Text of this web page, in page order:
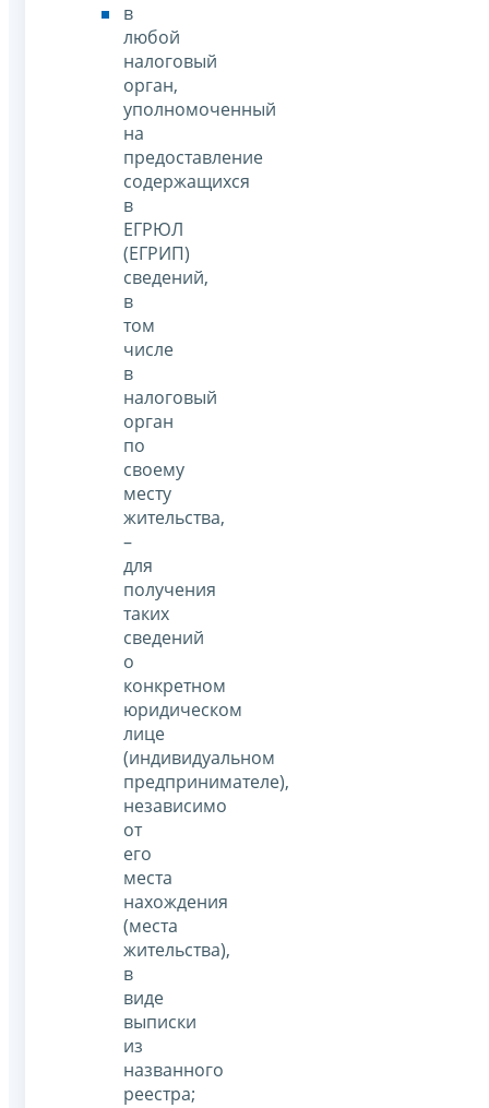
в
любой
налоговый
орган,
уполномоченный
на
предоставление
содержащихся
в
ЕГРЮЛ
(ЕГРИП)
сведений,
в
том
числе
в
налоговый
орган
по
своему
месту
жительства,
–
для
получения
таких
сведений
о
конкретном
юридическом
лице
(индивидуальном
предпринимателе),
независимо
от
его
места
нахождения
(места
жительства),
в
виде
выписки
из
названного
реестра;